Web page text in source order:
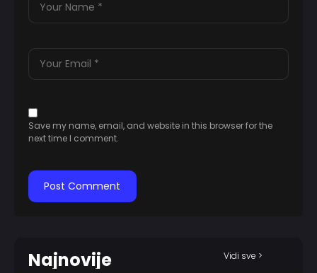
Save my name, email, and website in this browser for the
next time I comment.
Najnovije Vidi sve >